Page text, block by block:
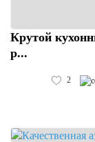
Крутой
р...
2